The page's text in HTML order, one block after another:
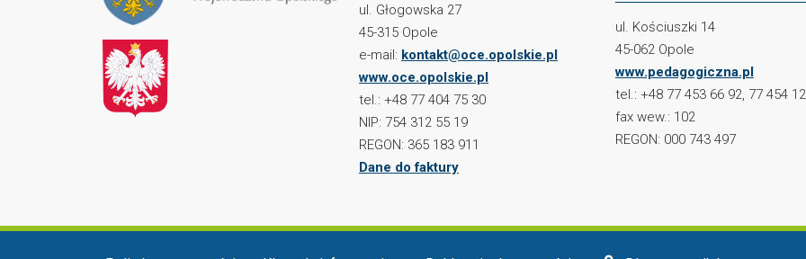
ul. Głogowska 27
45-315 Opole
e-mail: kontakt@oce.opolskie.pl
www.oce.opolskie.pl
tel.: +48 77 404 75 30
NIP: 754 312 55 19
REGON: 365 183 911
Dane do faktury
ul. Kościuszki 14
45-062 Opole
www.pedagogiczna.pl
tel.: +48 77 453 66 92, 77 454
fax wew.: 102
REGON: 000 743 497